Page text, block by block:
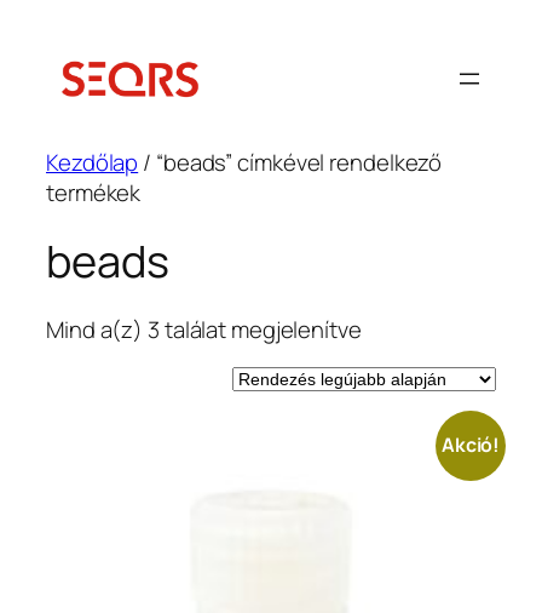
tartalomhoz
Kezdőlap / “beads” címkével rendelkező
termékek
beads
Mind a(z) 3 találat megjelenítveSorted
latest
Akció!